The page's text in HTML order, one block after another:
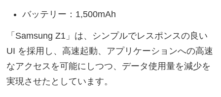
バッテリー：1,500mAh
「Samsung Z1」は、シンプルでレスポンスの良い
UI を採用し、高速起動、アプリケーションへの高速
なアクセスを可能にしつつ、データ使用量を減少を
実現させたとしています。